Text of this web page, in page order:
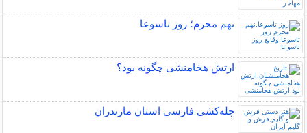
نهم محرم؛ روز تاسوعا
ارتش هخامنشی چگونه بود؟
چله‌كشی فارسی استان مازندران